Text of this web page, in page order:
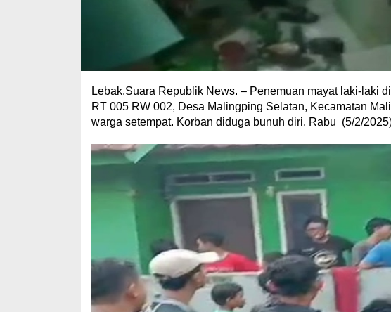
Lebak.Suara Republik News. – Penemuan mayat laki-laki
RT 005 RW 002, Desa Malingping Selatan, Kecamatan
warga setempat. Korban diduga bunuh diri. Rabu (5/2/